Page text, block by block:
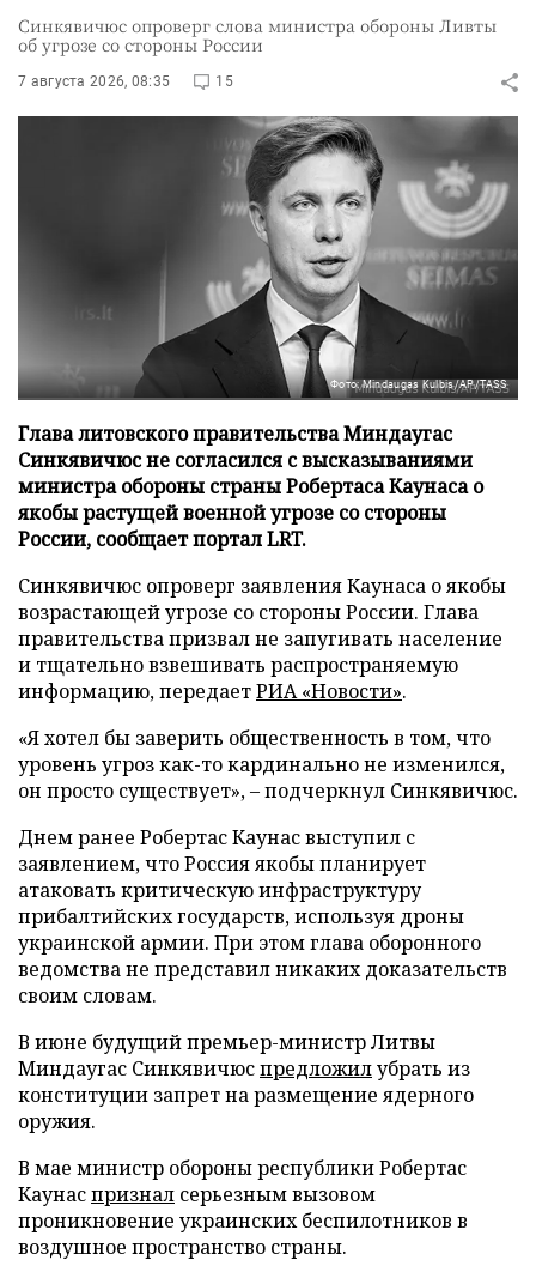
Синкявичюс опроверг слова министра обороны Ливты
об угрозе со стороны России
7 августа 2026, 08:35 15
Фото: Mindaugas Kulbis/AP/TASS
Глава литовского правительства Миндаугас
Синкявичюс не согласился с высказываниями
министра обороны страны Робертаса Каунаса о
якобы растущей военной угрозе со стороны
России, сообщает портал LRT.
Синкявичюс опроверг заявления Каунаса о якобы
возрастающей угрозе со стороны России. Глава
правительства призвал не запугивать население
и тщательно взвешивать распространяемую
информацию, передаетРИА «Новости».
«Я хотел бы заверить общественность в том, что
уровень угроз как-то кардинально не изменился,
он просто существует», – подчеркнул Синкявичюс.
Днем ранее Робертас Каунас выступил с
заявлением, что Россия якобы планирует
атаковать критическую инфраструктуру
прибалтийских государств, используя дроны
украинской армии. При этом глава оборонного
ведомства не представил никаких доказательств
своим словам.
В июне будущий премьер-министр Литвы
Миндаугас Синкявичюспредложилубрать из
конституции запрет на размещение ядерного
оружия.
В мае министр обороны республики Робертас
Каунаспризнал серьезным вызовом
проникновение украинских беспилотников в
воздушное пространство страны.